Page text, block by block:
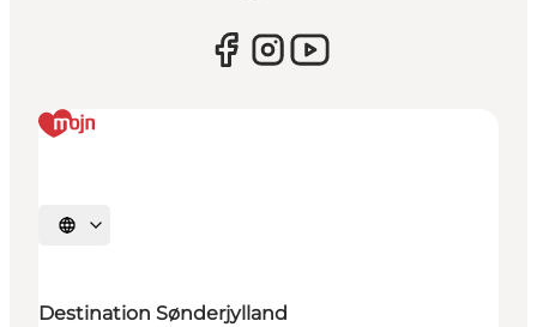
Vælg sprog
Destination Sønderjylland